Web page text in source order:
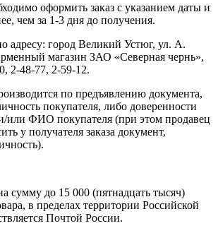
оформить заказ с указанием даты и
чем за 1-3 дня до получения.
адресу: город Великий Устюг, ул. А.
магазин ЗАО «Северная чернь»,
2-48-77, 2-59-12.
по предъявлению документа,
покупателя, либо доверенности
или ФИО покупателя (при этом продавец
у получателя заказа документ,
сумму до 15 000 (пятнадцать тысяч)
в пределах территории Российской
Почтой России.